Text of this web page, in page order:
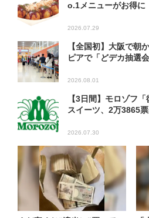
o.1メニューがお得に
2026.07.29
【全国初】大阪で朝
ピアで「どデカ抽選
2026.08.01
【3日間】モロゾフ
スイーツ、2万3865
2026.07.30